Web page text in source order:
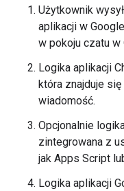
Użytkownik
aplikacji w
w pokoju czatu w
Logika aplikacji
która znajduje
wiadomość.
Opcjonalnie
zintegrowana z
jak Apps Script
Logika aplikacji